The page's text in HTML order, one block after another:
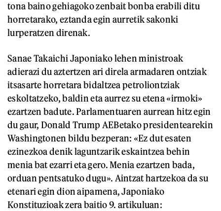
tona baino gehiagoko zenbait bonba erabili ditu
horretarako, eztanda egin aurretik sakonki
lurperatzen direnak.
Sanae Takaichi Japoniako lehen ministroak
adierazi du aztertzen ari direla armadaren ontziak
itsasarte horretara bidaltzea petroliontziak
eskoltatzeko, baldin eta aurrez su etena «irmoki»
ezartzen badute. Parlamentuaren aurrean hitz egin
du gaur, Donald Trump AEBetako presidentearekin
Washingtonen bildu bezperan: «Ez dut esaten
ezinezkoa denik laguntzarik eskaintzea behin
menia bat ezarri eta gero. Menia ezartzen bada,
orduan pentsatuko dugu». Aintzat hartzekoa da su
etenari egin dion aipamena, Japoniako
Konstituzioak zera baitio 9. artikuluan: